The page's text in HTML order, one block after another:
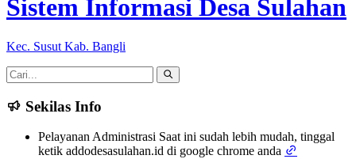
Sistem Informasi Desa Sulahan
Kec. Susut Kab. Bangli
Sekilas Info
Pelayanan Administrasi Saat ini sudah lebih mudah, tinggal
ketik addodesasulahan.id di google chrome anda